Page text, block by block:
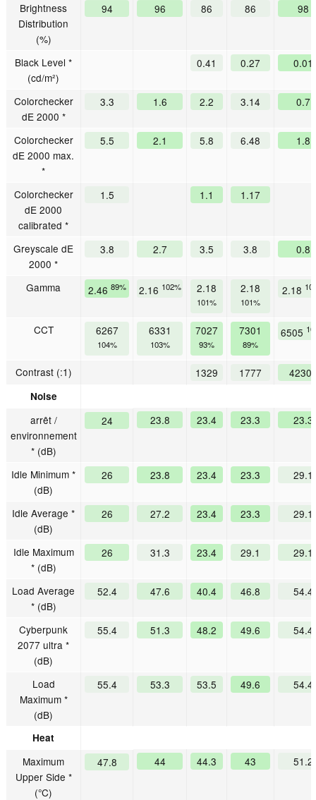
Brightness
Distribution
(%)
94 96 86 86 98
Black Level *
(cd/m²)
0.41 0.27 0.01
Colorchecker
dE 2000 *
3.3 1.6 2.2 3.14 0.7
Colorchecker
dE 2000 max.
*
5.5 2.1 5.8 6.48 1.8
Colorchecker
dE 2000
calibrated *
1.5 1.1 1.17
Greyscale dE
2000 *
3.8 2.7 3.5 3.8 0.8
Gamma 2.46 89% 2.16 102% 2.18
101%
2.18
101%
2.18
CCT 6267
104%
6331
103%
7027
93%
7301
89%
6505
Contrast (:1) 1329 1777
Noise
arrêt /
environnement
* (dB)
24 23.8 23.4 23.3 23.3
Idle Minimum *
(dB)
26 23.8 23.4 23.3 29.1
Idle Average *
(dB)
26 27.2 23.4 23.3 29.1
Idle Maximum
* (dB)
26 31.3 23.4 29.1 29.1
Load Average
* (dB)
52.4 47.6 40.4 46.8 54.4
Cyberpunk
2077 ultra *
(dB)
55.4 51.3 48.2 49.6 54.4
Load
Maximum *
(dB)
55.4 53.3 53.5 49.6 54.4
Heat
Maximum
Upper Side *
(°C)
47.8 44 44.3 43 51.2